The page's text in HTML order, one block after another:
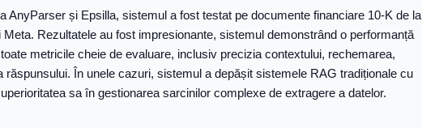
AnyParser și Epsilla, sistemul a fost testat pe documente financiare 10-K de la
Rezultatele au fost impresionante, sistemul demonstrând o performanță
metricile cheie de evaluare, inclusiv precizia contextului, rechemarea,
răspunsului. În unele cazuri, sistemul a depășit sistemele RAG tradiționale cu
sa în gestionarea sarcinilor complexe de extragere a datelor.